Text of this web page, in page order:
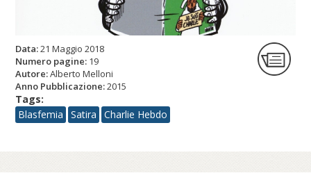
Data:21 Maggio 2018
Numero pagine: 19
Autore:Alberto Melloni
Anno Pubblicazione:2015
Tags:
Blasfemia
Satira Charlie Hebdo